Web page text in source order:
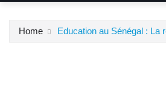
Home ‎‎Education au Sénégal : La